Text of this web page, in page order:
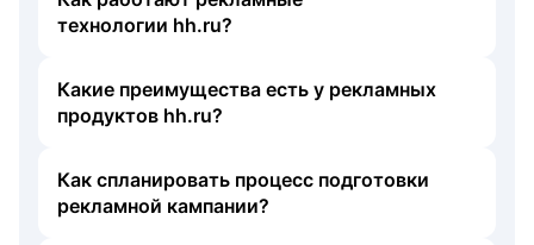
технологии hh.ru?
Какие преимущества есть у рекламных
продуктов hh.ru?
Как спланировать процесс подготовки
рекламной кампании?